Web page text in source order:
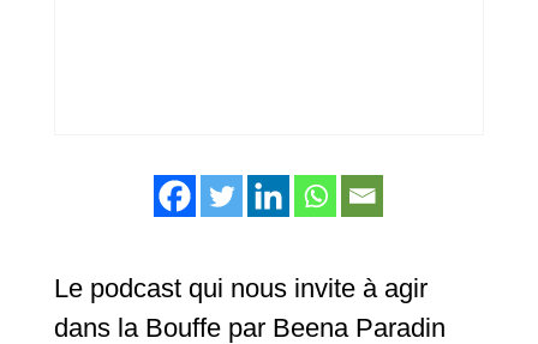
Le podcast qui nous invite à agir
dans la Bouffe par Beena Paradin